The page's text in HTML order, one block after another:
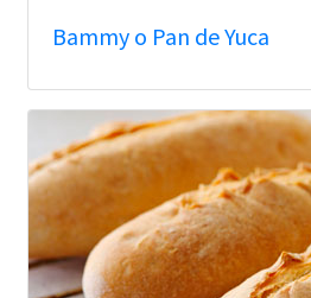
Bammy o Pan de Yuca